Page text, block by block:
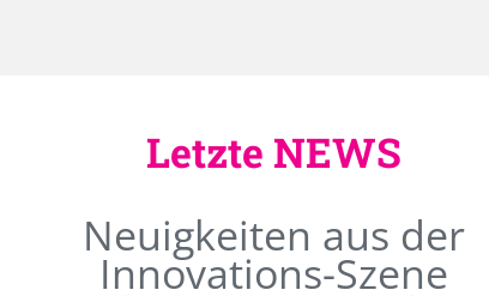
Letzte NEWS
Neuigkeiten aus der
Innovations-Szene